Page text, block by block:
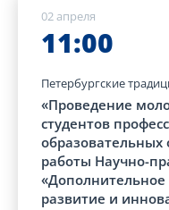
02 апреля
11:00
Петербургские
«Проведение
студентов
образовательных
работы Научно-
развитие и